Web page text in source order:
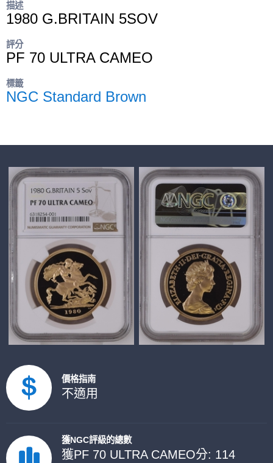
描述
1980 G.BRITAIN 5SOV
評分
PF 70 ULTRA CAMEO
標籤
NGC Standard Brown
價格指南
不適用
獲NGC評級的總數
獲PF 70 ULTRA CAMEO分: 114